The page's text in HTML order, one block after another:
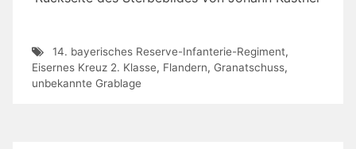
14. bayerisches Reserve-Infanterie-Regiment,
Eisernes Kreuz 2. Klasse, Flandern, Granatschuss,
unbekannte Grablage